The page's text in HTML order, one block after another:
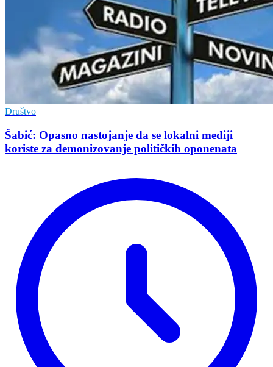
Društvo
Šabić: Opasno nastojanje da se lokalni mediji
koriste za demonizovanje političkih oponenata